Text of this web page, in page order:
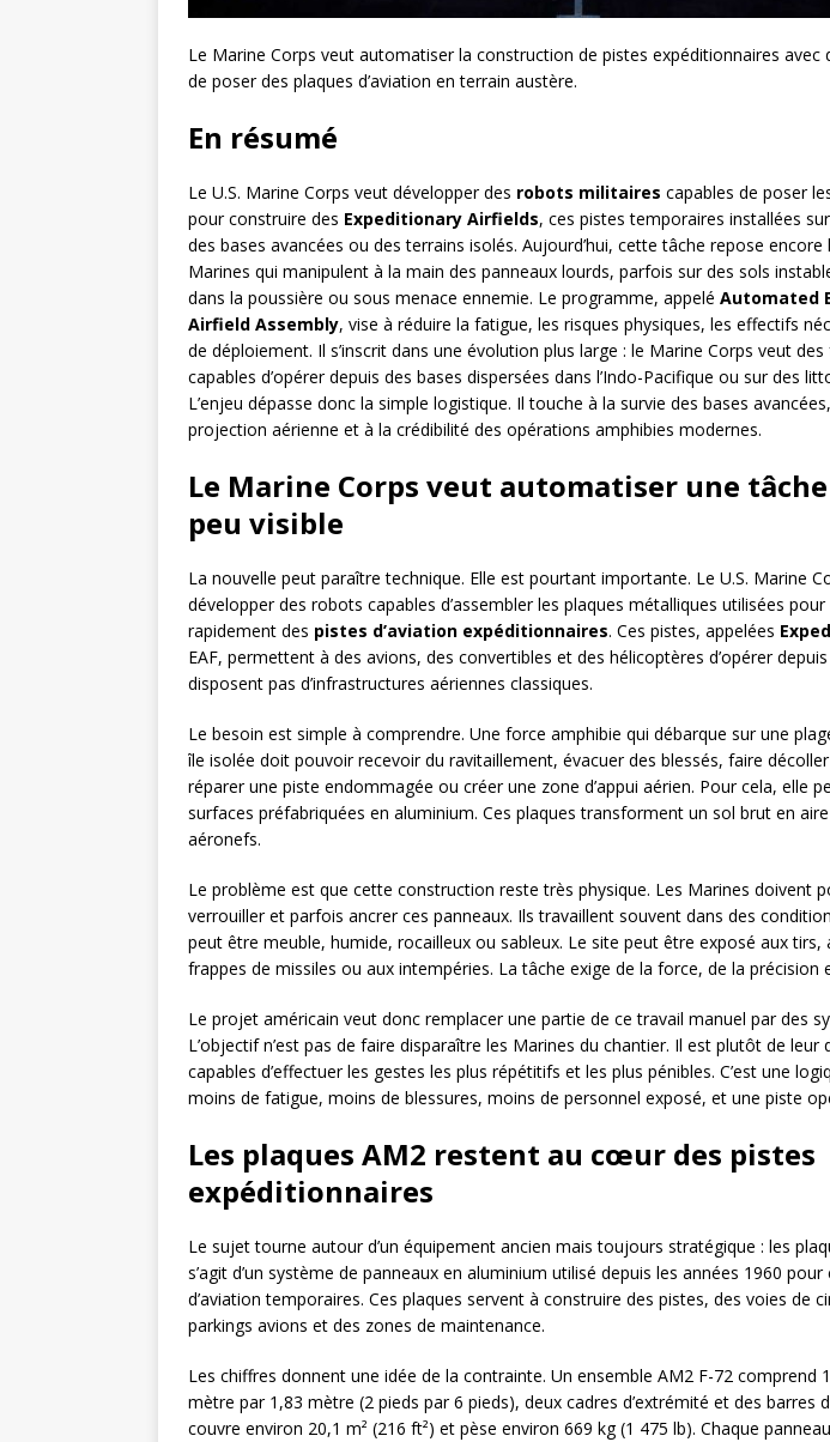
Le Marine Corps veut automatiser la construction de pistes expéditionnaires avec
de poser des plaques d’aviation en terrain austère.
En résumé
Le U.S. Marine Corps veut développer des robots militaires capables de poser
pour construire des Expeditionary Airfields, ces pistes temporaires installées
des bases avancées ou des terrains isolés. Aujourd’hui, cette tâche repose
Marines qui manipulent à la main des panneaux lourds, parfois sur des sols
dans la poussière ou sous menace ennemie. Le programme, appelé Automated
Airfield Assembly, vise à réduire la fatigue, les risques physiques, les effectifs
de déploiement. Il s’inscrit dans une évolution plus large : le Marine Corps veut
capables d’opérer depuis des bases dispersées dans l’Indo-Pacifique ou sur des
L’enjeu dépasse donc la simple logistique. Il touche à la survie des bases
projection aérienne et à la crédibilité des opérations amphibies modernes.
Le Marine Corps veut automatiser une
peu visible
La nouvelle peut paraître technique. Elle est pourtant importante. Le U.S. Marine
développer des robots capables d’assembler les plaques métalliques utilisées
rapidement des pistes d’aviation expéditionnaires. Ces pistes, appelées
EAF, permettent à des avions, des convertibles et des hélicoptères d’opérer
disposent pas d’infrastructures aériennes classiques.
Le besoin est simple à comprendre. Une force amphibie qui débarque sur une
île isolée doit pouvoir recevoir du ravitaillement, évacuer des blessés, faire
réparer une piste endommagée ou créer une zone d’appui aérien. Pour cela, elle
surfaces préfabriquées en aluminium. Ces plaques transforment un sol brut en
aéronefs.
Le problème est que cette construction reste très physique. Les Marines doivent
verrouiller et parfois ancrer ces panneaux. Ils travaillent souvent dans des
peut être meuble, humide, rocailleux ou sableux. Le site peut être exposé aux tirs,
frappes de missiles ou aux intempéries. La tâche exige de la force, de la précision
Le projet américain veut donc remplacer une partie de ce travail manuel par des
L’objectif n’est pas de faire disparaître les Marines du chantier. Il est plutôt de leur
capables d’effectuer les gestes les plus répétitifs et les plus pénibles. C’est une
moins de fatigue, moins de blessures, moins de personnel exposé, et une piste
Les plaques AM2 restent au cœur des pistes
expéditionnaires
Le sujet tourne autour d’un équipement ancien mais toujours stratégique : les
s’agit d’un système de panneaux en aluminium utilisé depuis les années 1960
d’aviation temporaires. Ces plaques servent à construire des pistes, des voies de
parkings avions et des zones de maintenance.
Les chiffres donnent une idée de la contrainte. Un ensemble AM2 F-72 comprend
mètre par 1,83 mètre (2 pieds par 6 pieds), deux cadres d’extrémité et des barres
couvre environ 20,1 m² (216 ft²) et pèse environ 669 kg (1 475 lb). Chaque